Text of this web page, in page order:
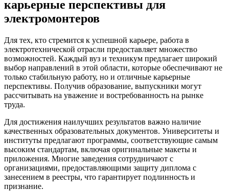
карьерные перспективы для
электромонтеров
Для тех, кто стремится к успешной карьере, работа в
электротехнической отрасли предоставляет множество
возможностей. Каждый вуз и техникум предлагает широкий
выбор направлений в этой области, которые обеспечивают не
только стабильную работу, но и отличные карьерные
перспективы. Получив образование, выпускники могут
рассчитывать на уважение и востребованность на рынке
труда.
Для достижения наилучших результатов важно наличие
качественных образовательных документов. Университеты и
институты предлагают программы, соответствующие самым
высоким стандартам, включая оригинальные макеты и
приложения. Многие заведения сотрудничают с
организациями, предоставляющими защиту диплома с
занесением в реестры, что гарантирует подлинность и
признание.